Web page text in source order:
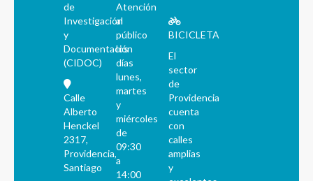
de
Investigación
y
Documentación
(CIDOC)
Calle
Alberto
Henckel
2317,
Providencia,
Santiago
Atención
al
público
los
días
lunes,
martes
y
miércoles
de
09:30
a
14:00
BICICLETA
El
sector
de
Providencia
cuenta
con
calles
amplias
y